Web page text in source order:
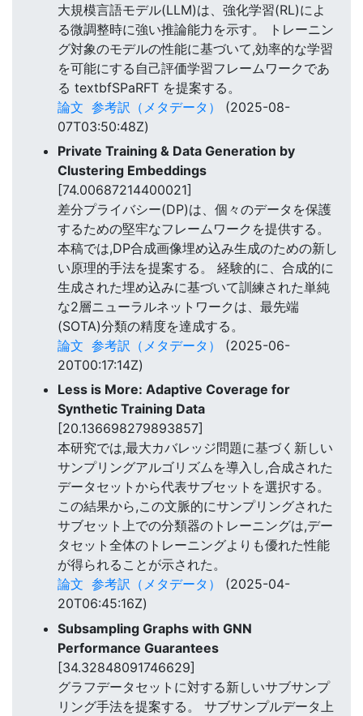
大規模言語モデル(LLM)は、強化学習(RL)によ
る微調整時に強い推論能力を示す。 トレーニン
グ対象のモデルの性能に基づいて,効率的な学習
を可能にする自己評価学習フレームワークであ
る textbfSPaRFT を提案する。
論文 参考訳（メタデータ）
(2025-08-
07T03:50:48Z)
Private Training & Data Generation by
Clustering Embeddings
[74.00687214400021]
差分プライバシー(DP)は、個々のデータを保護
するための堅牢なフレームワークを提供する。
本稿では,DP合成画像埋め込み生成のための新し
い原理的手法を提案する。 経験的に、合成的に
生成された埋め込みに基づいて訓練された単純
な2層ニューラルネットワークは、最先端
(SOTA)分類の精度を達成する。
論文 参考訳（メタデータ）
(2025-06-
20T00:17:14Z)
Less is More: Adaptive Coverage for
Synthetic Training Data
[20.136698279893857]
本研究では,最大カバレッジ問題に基づく新しい
サンプリングアルゴリズムを導入し,合成された
データセットから代表サブセットを選択する。
この結果から,この文脈的にサンプリングされた
サブセット上での分類器のトレーニングは,デー
タセット全体のトレーニングよりも優れた性能
が得られることが示された。
論文 参考訳（メタデータ）
(2025-04-
20T06:45:16Z)
Subsampling Graphs with GNN
Performance Guarantees
[34.32848091746629]
グラフデータセットに対する新しいサブサンプ
リング手法を提案する。 サブサンプルデータ上